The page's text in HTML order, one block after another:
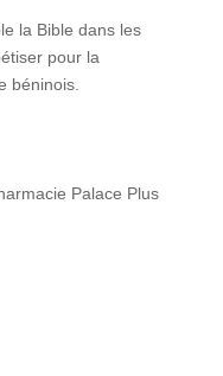
la Bible dans les
pour la
béninois.
Palace Plus